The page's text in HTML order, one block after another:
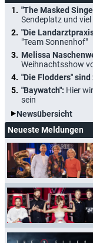
"The Masked
Sendeplatz und
"Die
"Team Sonnenhof"
Melissa
Weihnachtsshow
"Die Flodders" sind
"Baywatch": Hier
sein
Newsübersicht
Neueste Meldungen